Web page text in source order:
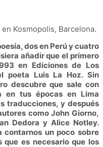
Kosmopolis, Barcelona.
dos en Perú y cuatro
añadir que el primero
en Ediciones de Los
poeta Luis La Hoz. Sin
descubre que sale con
en tus épocas en Lima
traducciones, y después
como John Giorno,
Dedora y Alice Notley.
contarnos un poco sobre
que es necesario que los